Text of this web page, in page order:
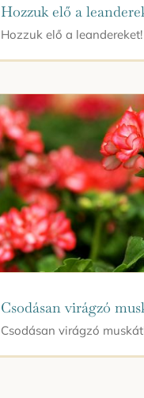
Hozzuk elő a
Hozzuk elő a leandereket!
Csodásan virágzó
Csodásan virágzó